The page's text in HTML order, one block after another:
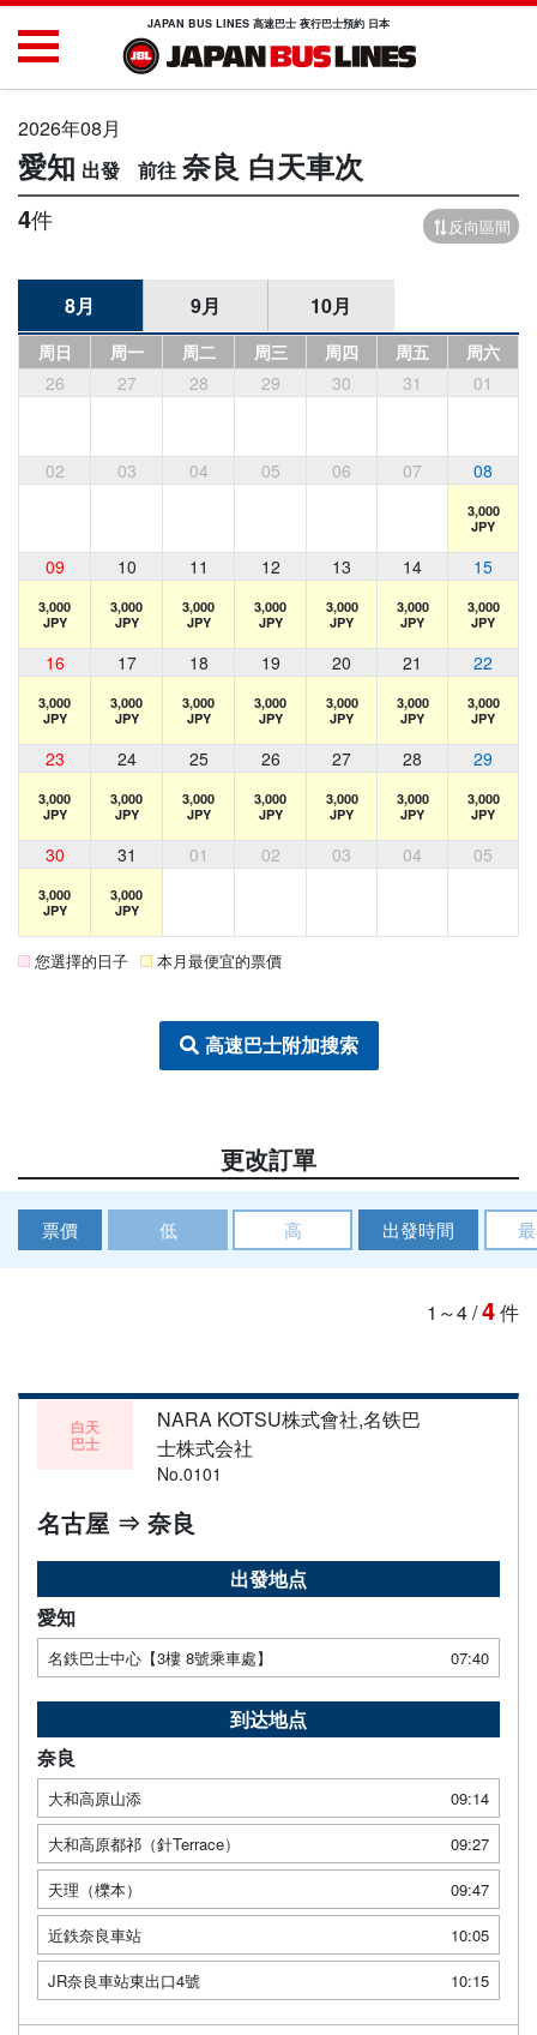
JAPAN BUS LINES 高速巴士 夜行巴士預約 日本
2026年08月
愛知 奈良 白天車次
4件 反向區間
8月 9月 10月
周日 周一 周二 周三 周四 周五
周六
26
27 28 29 30 31 01
02 03 04 05 06 07 08
3,000
JPY
09 10 11 12 13 14 15
3,000
JPY
3,000
JPY
3,000
JPY
3,000
JPY
3,000
JPY
3,000
JPY
3,000
JPY
16 17 18 19 20 21 22
3,000
JPY
3,000
JPY
3,000
JPY
3,000
JPY
3,000
JPY
3,000
JPY
3,000
JPY
23 24 25 26 27 28 29
3,000
JPY
3,000
JPY
3,000
JPY
3,000
JPY
3,000
JPY
3,000
JPY
3,000
JPY
30 31 01 02 03 04 05
3,000
JPY
3,000
JPY
您選擇的日子 本月最便宜的票價
高速巴士附加搜索
更改訂單
票價 低 高 出發時間
1～4/4件
白天
巴士
NARA KOTSU株式會社,名铁巴
士株式会社
No.0101
名古屋 ⇒ 奈良
出發地点
愛知
名鉄巴士中心【3樓 8號乘車處】 07:40
到达地点
奈良
大和高原山添
09:14
大和高原都祁（針Terrace）
09:27
天理（櫟本）
09:47
近鉄奈良車站
10:05
JR奈良車站東出口4號
10:15